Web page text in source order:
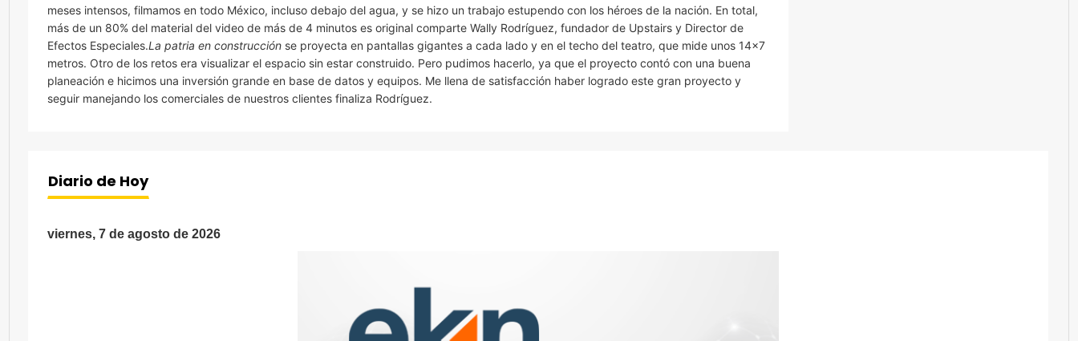
meses intensos, filmamos en todo México, incluso debajo del agua, y se hizo un trabajo estupendo con los héroes de la nación. En total,
más de un 80% del material del video de más de 4 minutos es original comparte Wally Rodríguez, fundador de Upstairs y Director de
Efectos Especiales.La patria en construcción se proyecta en pantallas gigantes a cada lado y en el techo del teatro, que mide unos 14×7
metros. Otro de los retos era visualizar el espacio sin estar construido. Pero pudimos hacerlo, ya que el proyecto contó con una buena
planeación e hicimos una inversión grande en base de datos y equipos. Me llena de satisfacción haber logrado este gran proyecto y
seguir manejando los comerciales de nuestros clientes finaliza Rodríguez.
Diario de Hoy
viernes, 7 de agosto de 2026